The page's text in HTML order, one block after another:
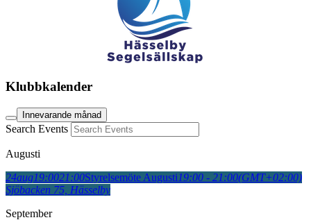
Klubbkalender
Innevarande månad
Search Events
Augusti
24aug19:0021:00Styrelsemöte Augusti19:00 - 21:00(GMT+02:00)
Sjöbacken 75, Hässelby
September